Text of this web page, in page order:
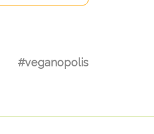
#veganopolis